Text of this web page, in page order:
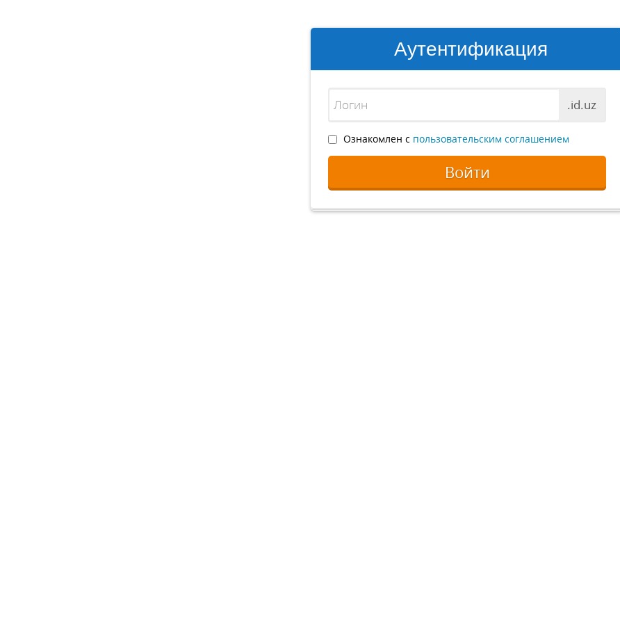
Аутентификация
.id.uz
Ознакомлен с пользовательским соглашением
Войти